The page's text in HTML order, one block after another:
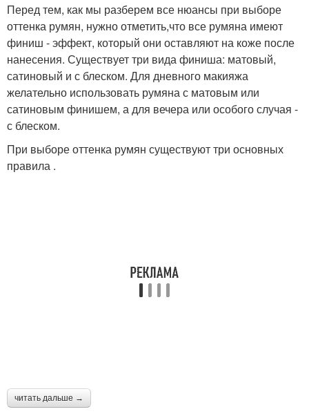
Перед тем, как мы разберем все нюансы при выборе
оттенка румян, нужно отметить,что все румяна имеют
финиш - эффект, который они оставляют на коже после
нанесения. Существует три вида финиша: матовый,
сатиновый и с блеском. Для дневного макияжа
желательно использовать румяна с матовым или
сатиновым финишем, а для вечера или особого случая -
с блеском.
При выборе оттенка румян существуют три основных
правила .
читать дальше →